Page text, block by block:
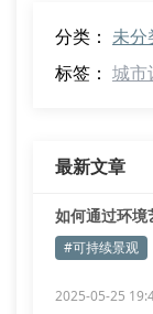
分类： 未分
标签： 城市
最新文章
如何通过环境
#可持续景观
2025-05-25